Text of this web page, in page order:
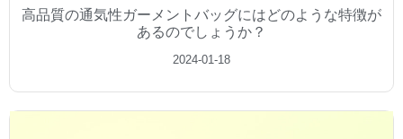
高品質の通気性ガーメントバッグにはどのような特徴が
あるのでしょうか？
2024-01-18